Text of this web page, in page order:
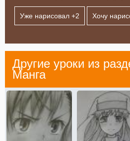
Уже нарисовал +2 Хочу
Другие уроки из
Манга